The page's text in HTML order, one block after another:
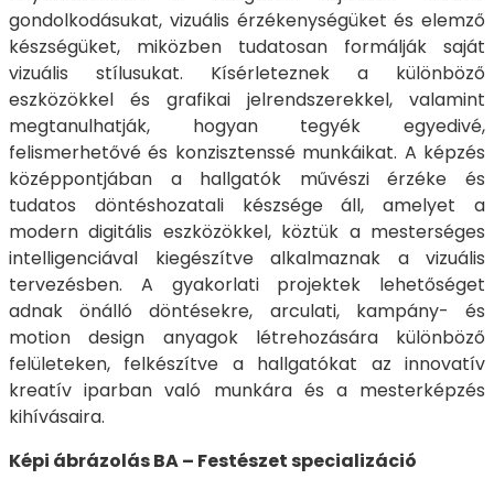
gondolkodásukat, vizuális érzékenységüket és elemző
készségüket, miközben tudatosan formálják saját
vizuális stílusukat. Kísérleteznek a különböző
eszközökkel és grafikai jelrendszerekkel, valamint
megtanulhatják, hogyan tegyék egyedivé,
felismerhetővé és konzisztenssé munkáikat. A képzés
középpontjában a hallgatók művészi érzéke és
tudatos döntéshozatali készsége áll, amelyet a
modern digitális eszközökkel, köztük a mesterséges
intelligenciával kiegészítve alkalmaznak a vizuális
tervezésben. A gyakorlati projektek lehetőséget
adnak önálló döntésekre, arculati, kampány- és
motion design anyagok létrehozására különböző
felületeken, felkészítve a hallgatókat az innovatív
kreatív iparban való munkára és a mesterképzés
kihívásaira.
Képi ábrázolás BA – Festészet specializáció